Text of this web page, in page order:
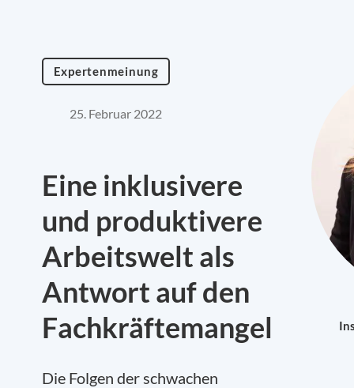
Expertenmeinung
25. Februar 2022
Eine inklusivere
und produktivere
Arbeitswelt als
Antwort auf den
Fachkräftemangel
Die Folgen der schwachen